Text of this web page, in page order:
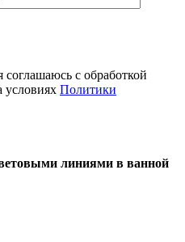
соглашаюсь c обработкой
условиях Политики
линиями в ванной